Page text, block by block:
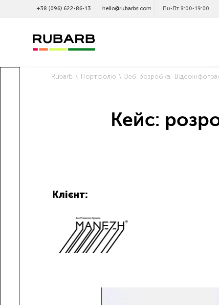
+38 (096) 622-86-13 hello@rubarbs.com Пн-Пт 8:00-19:00
Rubarb Портфоліо Веб-розробка
Кейс:
Клієнт: